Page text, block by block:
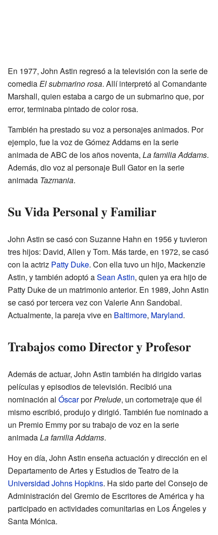
En 1977, John Astin regresó a la televisión con la serie de
comediaEl submarino rosa. Allí interpretó al Comandante
Marshall, quien estaba a cargo de un submarino que, por
error, terminaba pintado de color rosa.
También ha prestado su voz a personajes animados. Por
ejemplo, fue la voz de Gómez Addams en la serie
animada de ABC de los años noventa, La familia Addams.
Además, dio voz al personaje Bull Gator en la serie
animada Tazmania.
Su Vida Personal y Familiar
John Astin se casó con Suzanne Hahn en 1956 y tuvieron
tres hijos: David, Allen y Tom. Más tarde, en 1972, se casó
con la actriz Patty Duke. Con ella tuvo un hijo, Mackenzie
Astin, y también adoptó aSean Astin, quien ya era hijo de
Patty Duke de un matrimonio anterior. En 1989, John Astin
se casó por tercera vez con Valerie Ann Sandobal.
Actualmente, la pareja vive en Baltimore, Maryland.
Trabajos como Director y Profesor
Además de actuar, John Astin también ha dirigido varias
películas y episodios de televisión. Recibió una
nominación al ÓscarporPrelude, un cortometraje que él
mismo escribió, produjo y dirigió. También fue nominado a
un Premio Emmy por su trabajo de voz en la serie
animadaLa familia Addams.
Hoy en día, John Astin enseña actuación y dirección en el
Departamento de Artes y Estudios de Teatro de la
Universidad Johns Hopkins. Ha sido parte del Consejo de
Administración del Gremio de Escritores de América y ha
participado en actividades comunitarias en Los Ángeles y
Santa Mónica.